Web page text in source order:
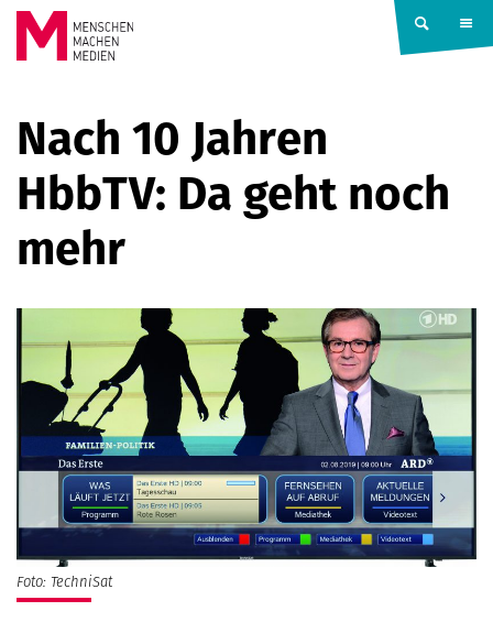
Springe zum Inhalt
MACHEN
MEDIEN
Nach 10 Jahren
HbbTV: Da geht noch
mehr
Foto: TechniSat